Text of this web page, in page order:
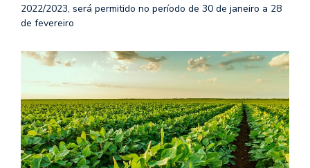
2022/2023, será permitido no período de 30 de janeiro a 28
de fevereiro